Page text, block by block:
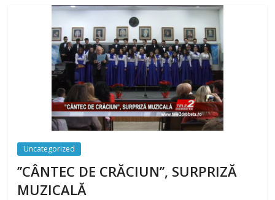
Uncategorized
’’CÂNTEC DE CRĂCIUN’’, SURPRIZĂ
MUZICALĂ